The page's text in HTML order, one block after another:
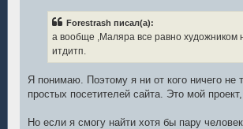
Forestrash писал(а):
а вообще ,Маляра все равно художником
итдитп.
Я понимаю. Поэтому я ни от кого ничего
простых посетителей сайта. Это мой
Но если я смогу найти хотя бы пару